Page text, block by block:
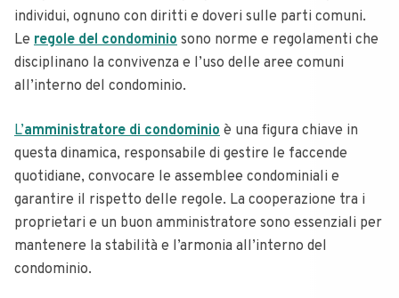
individui, ognuno con diritti e doveri sulle parti comuni.
Le regole del condominio sono norme e regolamenti che
disciplinano la convivenza e l’uso delle aree comuni
all’interno del condominio.
L’amministratore di condominio è una figura chiave in
questa dinamica, responsabile di gestire le faccende
quotidiane, convocare le assemblee condominiali e
garantire il rispetto delle regole. La cooperazione tra i
proprietari e un buon amministratore sono essenziali per
mantenere la stabilità e l’armonia all’interno del
condominio.